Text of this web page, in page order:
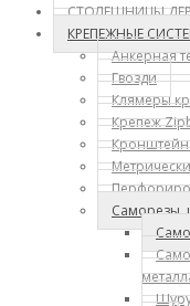
СТОЛЕШНИЦЫ
КРЕПЕЖНЫЕ
Анкерная
Гвозди
Клямеры
Крепеж
Саморезы,